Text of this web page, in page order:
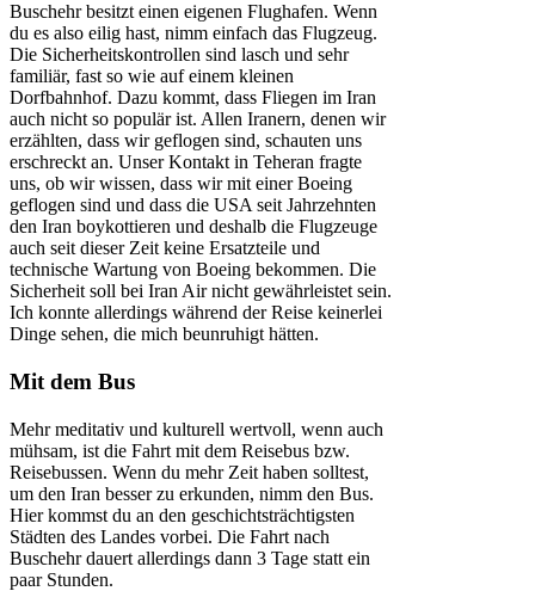
Buschehr besitzt einen eigenen Flughafen. Wenn
du es also eilig hast, nimm einfach das Flugzeug.
Die Sicherheitskontrollen sind lasch und sehr
familiär, fast so wie auf einem kleinen
Dorfbahnhof. Dazu kommt, dass Fliegen im Iran
auch nicht so populär ist. Allen Iranern, denen wir
erzählten, dass wir geflogen sind, schauten uns
erschreckt an. Unser Kontakt in Teheran fragte
uns, ob wir wissen, dass wir mit einer Boeing
geflogen sind und dass die USA seit Jahrzehnten
den Iran boykottieren und deshalb die Flugzeuge
auch seit dieser Zeit keine Ersatzteile und
technische Wartung von Boeing bekommen. Die
Sicherheit soll bei Iran Air nicht gewährleistet sein.
Ich konnte allerdings während der Reise keinerlei
Dinge sehen, die mich beunruhigt hätten.
Mit dem Bus
Mehr meditativ und kulturell wertvoll, wenn auch
mühsam, ist die Fahrt mit dem Reisebus bzw.
Reisebussen. Wenn du mehr Zeit haben solltest,
um den Iran besser zu erkunden, nimm den Bus.
Hier kommst du an den geschichtsträchtigsten
Städten des Landes vorbei. Die Fahrt nach
Buschehr dauert allerdings dann 3 Tage statt ein
paar Stunden.